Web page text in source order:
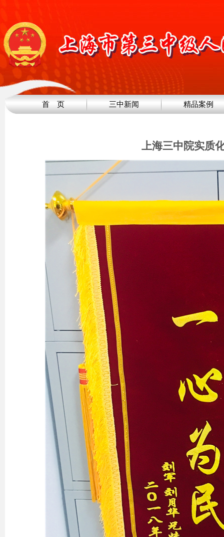
首 页 三中新闻 精品案例
上海三中院实质